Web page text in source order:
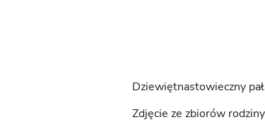
Dziewiętnastowieczny
Zdjęcie ze zbiorów